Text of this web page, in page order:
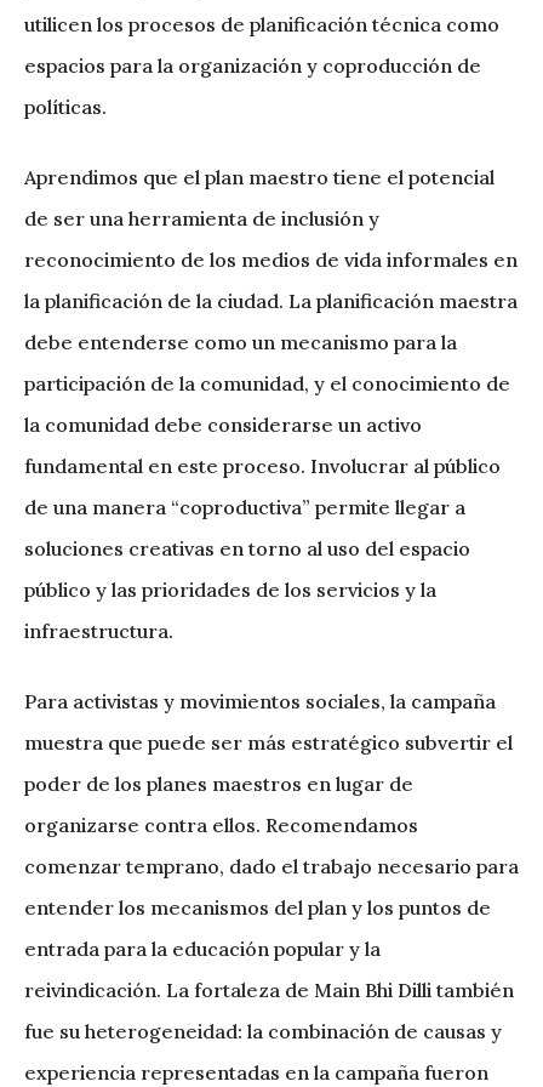
utilicen los procesos de planificación técnica como
espacios para la organización y coproducción de
políticas.
Aprendimos que el plan maestro tiene el potencial
de ser una herramienta de inclusión y
reconocimiento de los medios de vida informales en
la planificación de la ciudad. La planificación maestra
debe entenderse como un mecanismo para la
participación de la comunidad, y el conocimiento de
la comunidad debe considerarse un activo
fundamental en este proceso. Involucrar al público
de una manera “coproductiva” permite llegar a
soluciones creativas en torno al uso del espacio
público y las prioridades de los servicios y la
infraestructura.
Para activistas y movimientos sociales, la campaña
muestra que puede ser más estratégico subvertir el
poder de los planes maestros en lugar de
organizarse contra ellos. Recomendamos
comenzar temprano, dado el trabajo necesario para
entender los mecanismos del plan y los puntos de
entrada para la educación popular y la
reivindicación. La fortaleza de Main Bhi Dilli también
fue su heterogeneidad: la combinación de causas y
experiencia representadas en la campaña fueron